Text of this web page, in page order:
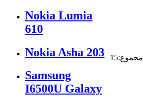
Nokia Lumia
610
Nokia Asha 203
Samsung
I6500U Galaxy
مجموع:15